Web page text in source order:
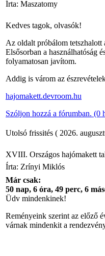
A Peregrine
Galley
feljavított
kittje
Gatewaytől
Írta: Maszatomy
Kedves tagok, olvasók!
Az oldalt próbálom tetszhalott
Elsősorban a használhatóság
folyamatosan javítom.
Addig is várom az
hajomakett.devroom.hu
Szóljon hozzá a fórumban. (0
Utolsó frissités ( 2026.
XVIII. Országos hajómakett
Írta: Zrínyi Miklós
Már csak:
50 nap, 6 óra, 49 perc, 5
Üdv mindenkinek!
Reményeink szerint az előző
várnak mindenkit a